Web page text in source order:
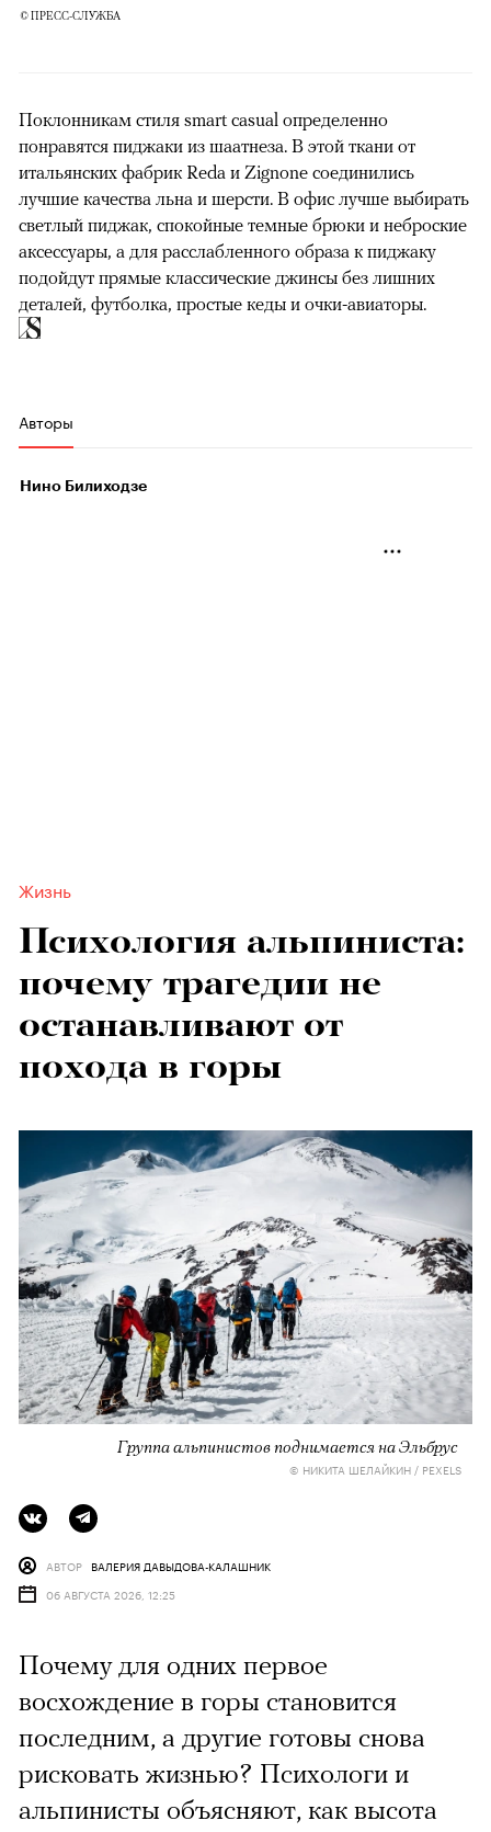
© ПРЕСС-СЛУЖБА
Поклонникам стиля smart casual определенно
понравятся пиджаки из шаатнеза. В этой ткани от
итальянских фабрик Reda и Zignone соединились
лучшие качества льна и шерсти. В офис лучше выбирать
светлый пиджак, спокойные темные брюки и неброские
аксессуары, а для расслабленного образа к пиджаку
подойдут прямые классические джинсы без лишних
деталей, футболка, простые кеды и очки-авиаторы.
Авторы
Нино Билиходзе
Жизнь
Психология альпиниста:
почему трагедии не
останавливают от
похода в горы
Группа альпинистов поднимается на Эльбрус
© НИКИТА ШЕЛАЙКИН / PEXELS
АВТОР ВАЛЕРИЯ ДАВЫДОВА-КАЛАШНИК
06 АВГУСТА 2026, 12:25
Почему для одних первое
восхождение в горы становится
последним, а другие готовы снова
рисковать жизнью? Психологи и
альпинисты объясняют, как высота